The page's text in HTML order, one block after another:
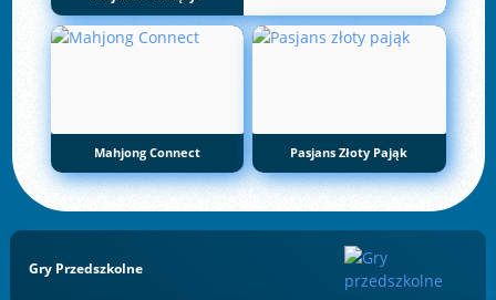
Mahjong Connect Pasjans Złoty Pająk
Gry Przedszkolne